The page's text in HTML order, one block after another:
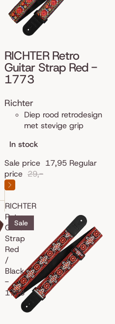
RICHTER Retro
Guitar Strap Red -
1773
Richter
Diep rood retrodesign
met stevige grip
In stock
Sale price 17,95 Regular
price 29,-
RICHTER
Retro
Guitar
Strap
Red
/
Black
-
1768
Sale